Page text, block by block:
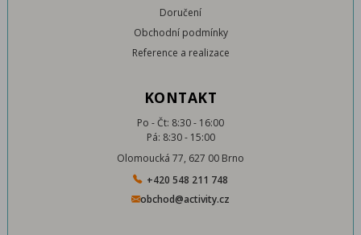
Doručení
Obchodní podmínky
Reference a realizace
KONTAKT
Po - Čt: 8:30 - 16:00
Pá: 8:30 - 15:00
Olomoucká 77, 627 00 Brno
+420 548 211 748
obchod@activity.cz